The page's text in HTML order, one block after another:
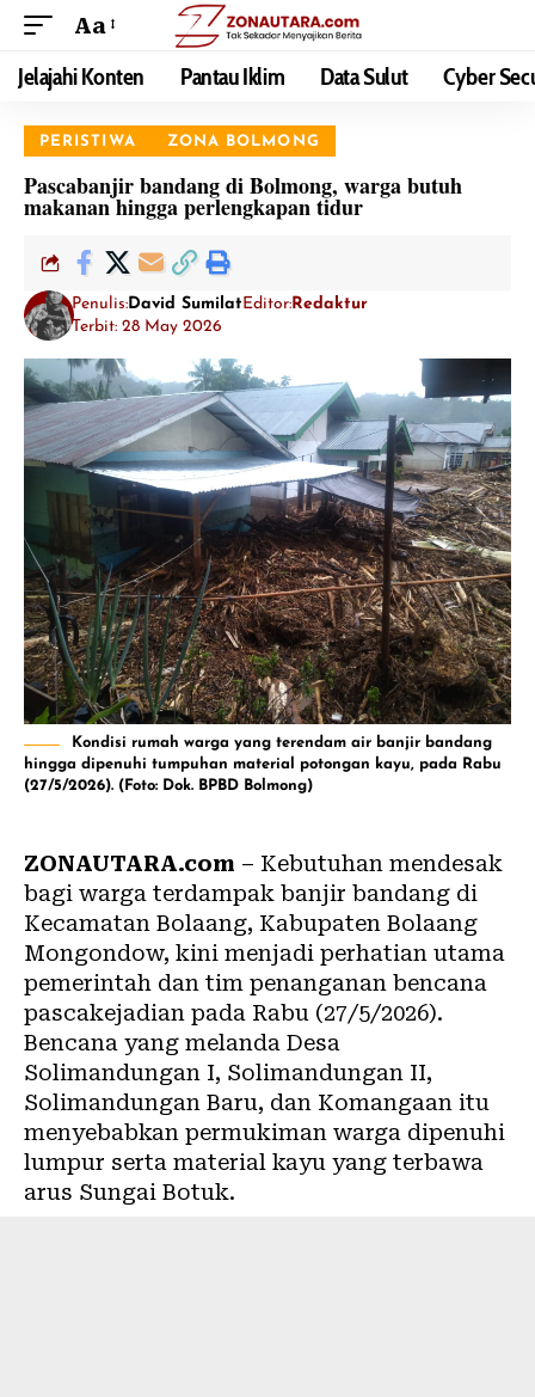
Aa
Jelajahi Konten Pantau Iklim Data Sulut Cyber
PERISTIWA ZONA BOLMONG
Pascabanjir bandang di Bolmong, warga butuh
makanan hingga perlengkapan tidur
Penulis:David SumilatEditor:Redaktur
Terbit: 28 May 2026
Kondisi rumah warga yang terendam air banjir bandang
hingga dipenuhi tumpuhan material potongan kayu, pada Rabu
(27/5/2026). (Foto: Dok. BPBD Bolmong)
ZONAUTARA.com – Kebutuhan mendesak
bagi warga terdampak banjir bandang di
Kecamatan Bolaang, Kabupaten Bolaang
Mongondow, kini menjadi perhatian utama
pemerintah dan tim penanganan bencana
pascakejadian pada Rabu (27/5/2026).
Bencana yang melanda Desa
Solimandungan I, Solimandungan II,
Solimandungan Baru, dan Komangaan itu
menyebabkan permukiman warga dipenuhi
lumpur serta material kayu yang terbawa
arus Sungai Botuk.